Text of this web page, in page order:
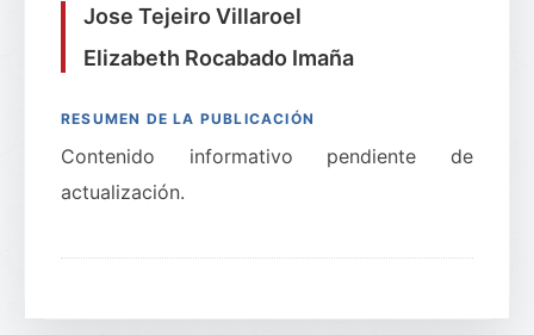
Jose Tejeiro Villaroel
Elizabeth Rocabado Imaña
RESUMEN DE LA PUBLICACIÓN
Contenido informativo pendiente de
actualización.